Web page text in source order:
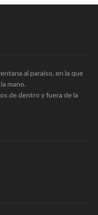
al paraíso, en la que
mano.
de dentro y fuera de la